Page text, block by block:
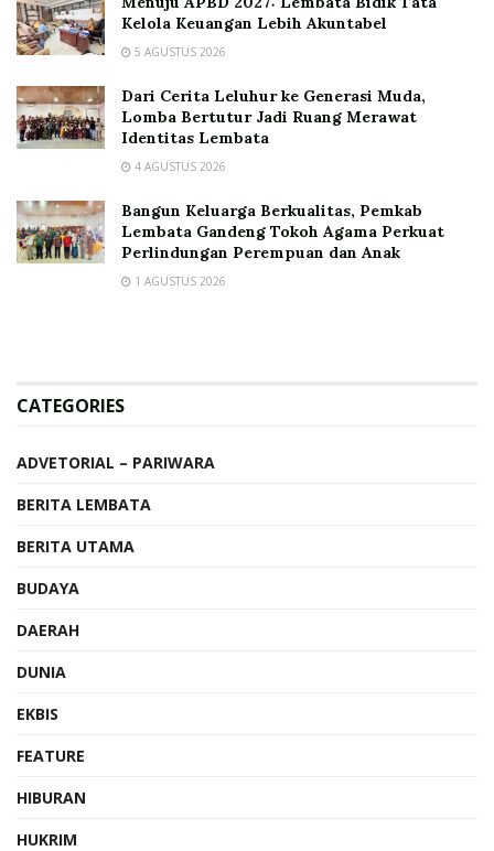
Kelola Keuangan Lebih Akuntabel
5 AGUSTUS 2026
Dari Cerita Leluhur ke Generasi Muda,
Lomba Bertutur Jadi Ruang Merawat
Identitas Lembata
4 AGUSTUS 2026
Bangun Keluarga Berkualitas, Pemkab
Lembata Gandeng Tokoh Agama Perkuat
Perlindungan Perempuan dan Anak
1 AGUSTUS 2026
CATEGORIES
ADVETORIAL – PARIWARA
BERITA LEMBATA
BERITA UTAMA
BUDAYA
DAERAH
DUNIA
EKBIS
FEATURE
HIBURAN
HUKRIM